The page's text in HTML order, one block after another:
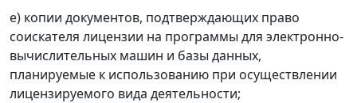
е) копии документов, подтверждающих право
соискателя лицензии на программы для электронно-
вычислительных машин и базы данных,
планируемые к использованию при осуществлении
лицензируемого вида деятельности;